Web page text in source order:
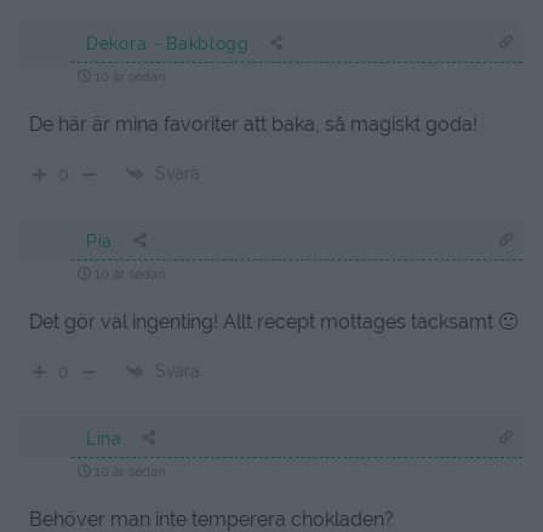
Dekora - Bakblogg
10 år sedan
De här är mina favoriter att baka, så magiskt goda!
Svara
Pia
10 år sedan
Det gör väl ingenting! Allt recept mottages tacksamt 🙂
Svara
Lina
10 år sedan
Behöver man inte temperera chokladen?